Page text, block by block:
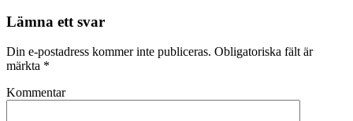
Lämna ett svar
Din e-postadress kommer inte publiceras. Obligatoriska fält är
märkta *
Kommentar